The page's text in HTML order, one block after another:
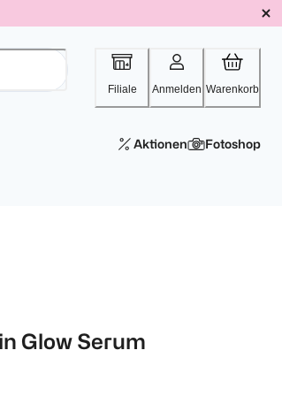
Filiale Anmelden Warenkorb
Aktionen Fotoshop
Glow Serum